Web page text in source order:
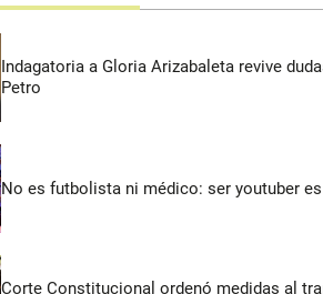
Indagatoria a Gloria Arizabaleta revive
Petro
No es futbolista ni médico: ser youtuber
Corte Constitucional ordenó medidas al